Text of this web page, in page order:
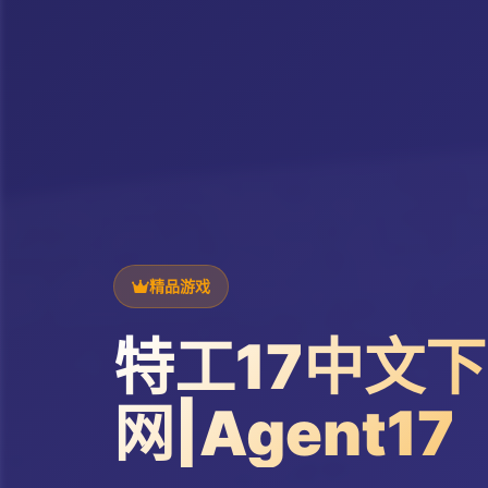
精品游戏
特工17中文
网|Agent17